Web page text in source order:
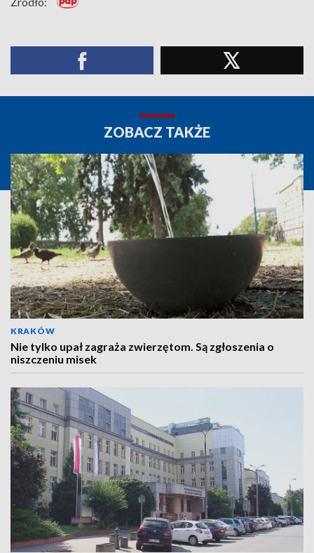
ZOBACZ TAKŻE
KRAKÓW
Nie tylko upał zagraża zwierzętom. Są zgłoszenia o
niszczeniu misek